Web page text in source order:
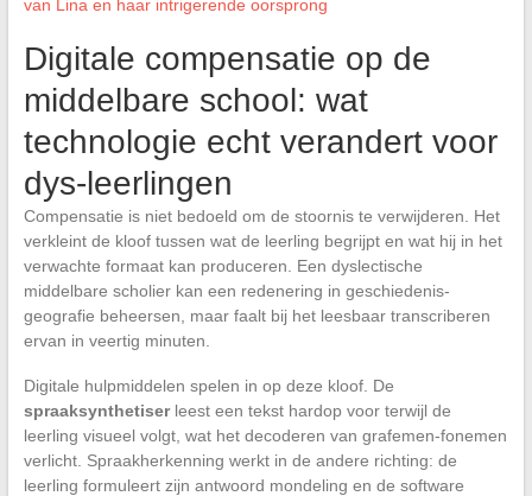
van Lina en haar intrigerende oorsprong
Digitale compensatie op de
middelbare school: wat
technologie echt verandert voor
dys-leerlingen
Compensatie is niet bedoeld om de stoornis te verwijderen. Het
verkleint de kloof tussen wat de leerling begrijpt en wat hij in het
verwachte formaat kan produceren. Een dyslectische
middelbare scholier kan een redenering in geschiedenis-
geografie beheersen, maar faalt bij het leesbaar transcriberen
ervan in veertig minuten.
Digitale hulpmiddelen spelen in op deze kloof. De
spraaksynthetiserleest een tekst hardop voor terwijl de
leerling visueel volgt, wat het decoderen van grafemen-fonemen
verlicht. Spraakherkenning werkt in de andere richting: de
leerling formuleert zijn antwoord mondeling en de software